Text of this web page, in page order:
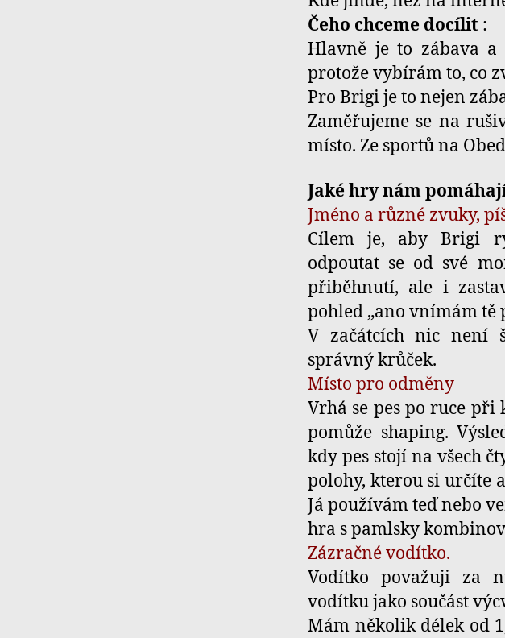
Čeho chceme docílit :
Hlavně je to zábava
protože vybírám to, co
Pro Brigi je to nejen
Zaměřujeme se na
místo. Ze sportů na
Jaké hry nám
Jméno a různé zvuky,
Cílem je, aby Brigi
odpoutat se od své
přiběhnutí, ale i
pohled „ano vnímám tě
V začátcích nic není
správný krůček.
Místo pro odměny
Vrhá se pes po ruce při
pomůže shaping.
kdy pes stojí na všech
polohy, kterou si určíte
Já používám teď nebo
hra s pamlsky
Zázračné vodítko.
Vodítko považuji za
vodítku jako součást
Mám několik délek od